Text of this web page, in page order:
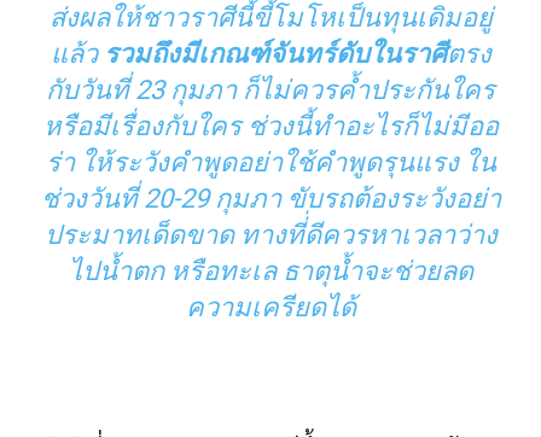
ส่งผลให้ชาวราศีนี้ขี้โมโหเป็นทุนเดิมอยู่
แล้ว รวมถึงมีเกณฑ์จันทร์ดับในราศีตรง
กับวันที่ 23 กุมภา ก็ไม่ควรค้ำประกันใคร
หรือมีเรื่องกับใคร ช่วงนี้ทำอะไรก็ไม่มีออ
ร่า ให้ระวังคำพูดอย่าใช้คำพูดรุนแรง ใน
ช่วงวันที่ 20-29 กุมภา ขับรถต้องระวังอย่า
ประมาทเด็ดขาด ทางที่่ดีควรหาเวลาว่าง
ไปน้ำตก หรือทะเล ธาตุน้ำจะช่วยลด
ความเครียดได้